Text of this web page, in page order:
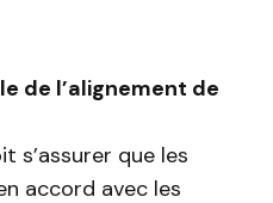
de l’alignement de
s’assurer que les
accord avec les